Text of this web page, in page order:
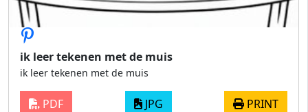
ik leer tekenen met de muis
ik leer tekenen met de muis
PDF JPG PRINT